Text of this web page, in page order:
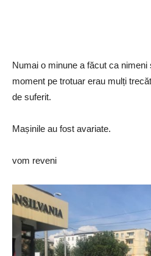
Numai o minune a făcut ca nimeni
moment pe trotuar erau mulți
de suferit.
Mașinile au fost avariate.
vom reveni